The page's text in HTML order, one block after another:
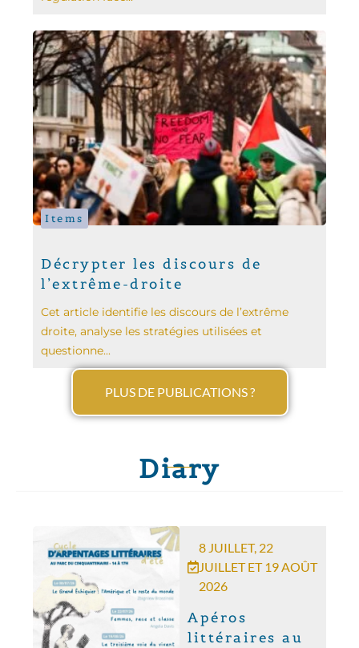
Items
Décrypter les discours de
l’extrême-droite
Cet article identifie les discours de l’extrême
droite, analyse les stratégies utilisées et
questionne...
PLUS DE PUBLICATIONS ?
Diary
8 JUILLET, 22
JUILLET ET 19 AOÛT
2026
Apéros
littéraires au